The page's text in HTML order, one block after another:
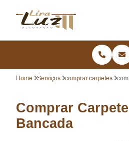
Home Serviços comprar carpetes
Comprar
Bancada